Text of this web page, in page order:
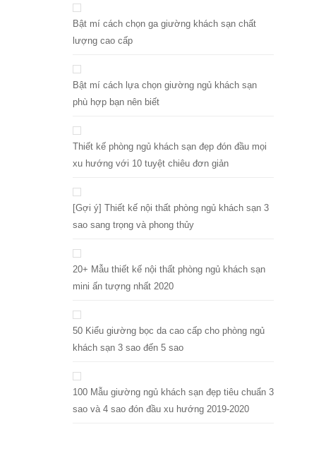
Bật mí cách chọn ga giường khách sạn chất
lượng cao cấp
Bật mí cách lựa chọn giường ngủ khách sạn
phù hợp bạn nên biết
Thiết kế phòng ngủ khách sạn đẹp đón đầu mọi
xu hướng với 10 tuyệt chiêu đơn giản
[Gợi ý] Thiết kế nội thất phòng ngủ khách sạn 3
sao sang trọng và phong thủy
20+ Mẫu thiết kế nội thất phòng ngủ khách sạn
mini ấn tượng nhất 2020
50 Kiểu giường bọc da cao cấp cho phòng ngủ
khách sạn 3 sao đến 5 sao
100 Mẫu giường ngủ khách sạn đẹp tiêu chuẩn 3
sao và 4 sao đón đầu xu hướng 2019-2020